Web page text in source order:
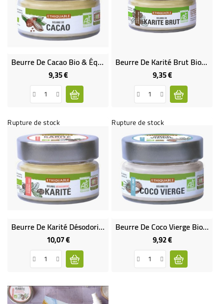
Beurre De Cacao Bio & Équitable
9,35 €Prix
Beurre De Karité Brut Bio & Équitable
9,35 €Prix
Rupture de stock
Beurre De Karité Désodorisé Bio & Équitable
10,07 €Prix
Rupture de stock
Beurre De Coco Vierge Bio & Équitable
9,92 €Prix